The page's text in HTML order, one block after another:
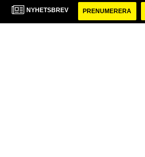
NYHETSBREV PRENUMERERA